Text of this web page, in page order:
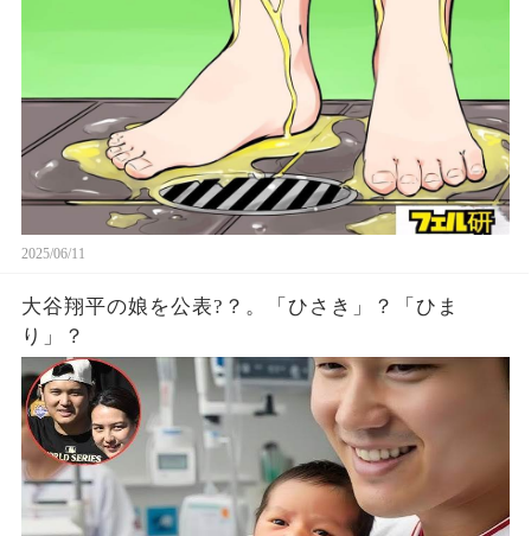
2025/06/11
大谷翔平の娘を公表?？。「ひさき」？「ひま
り」？